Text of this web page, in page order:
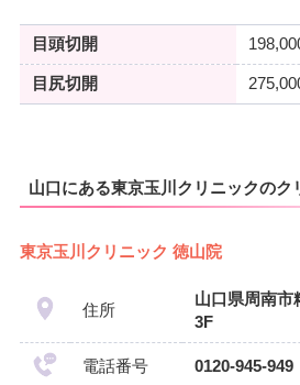
目頭切開
目尻切開
山口にある東京玉川クリニックのク
東京玉川クリニック 徳山院
住所
山口県周南市
3F
電話番号 0120-945-949